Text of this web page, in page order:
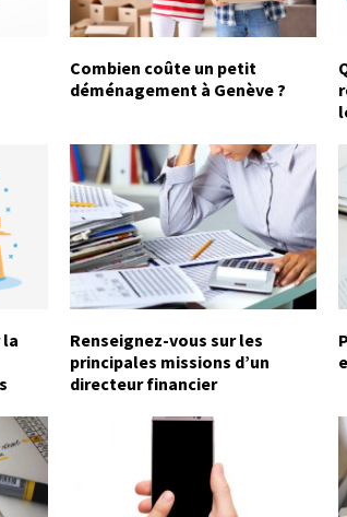
Combien coûte un petit
déménagement à Genève ?
la
Renseignez-vous sur les
principales missions d’un
directeur financier